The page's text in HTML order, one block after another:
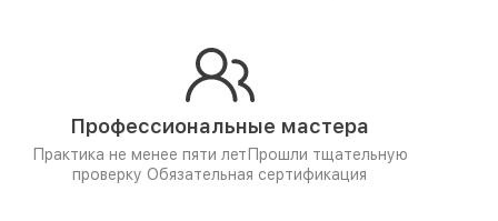
Профессиональные мастера
Практика не менее пяти лет Прошли тщательную
проверку Обязательная сертификация